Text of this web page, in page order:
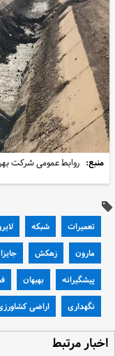
منبع: روابط عمومی شرکت
تعمیرات شبکه
مارون زهکش جایزان
پیشگیرانه بهبهان
نگهداری اراضی کشاورزی
اخبار مرتبط